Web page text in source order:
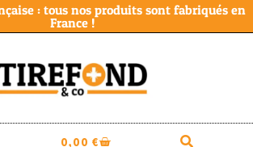
: tous nos produits sont fabriqués en
France !
0,00 €